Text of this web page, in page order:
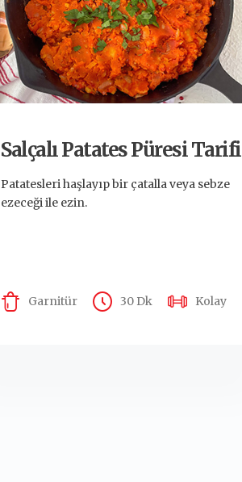
Salçalı Patates Püresi Tarifi
Patatesleri haşlayıp bir çatalla veya sebze
ezeceği ile ezin.
Garnitür 30 Dk Kolay